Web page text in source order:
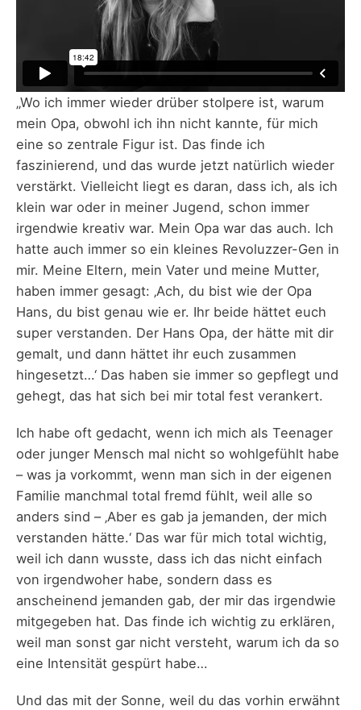
„Wo ich immer wieder drüber stolpere ist, warum
mein Opa, obwohl ich ihn nicht kannte, für mich
eine so zentrale Figur ist. Das finde ich
faszinierend, und das wurde jetzt natürlich wieder
verstärkt. Vielleicht liegt es daran, dass ich, als ich
klein war oder in meiner Jugend, schon immer
irgendwie kreativ war. Mein Opa war das auch. Ich
hatte auch immer so ein kleines Revoluzzer-Gen in
mir. Meine Eltern, mein Vater und meine Mutter,
haben immer gesagt: ‚Ach, du bist wie der Opa
Hans, du bist genau wie er. Ihr beide hättet euch
super verstanden. Der Hans Opa, der hätte mit dir
gemalt, und dann hättet ihr euch zusammen
hingesetzt…‘ Das haben sie immer so gepflegt und
gehegt, das hat sich bei mir total fest verankert.
Ich habe oft gedacht, wenn ich mich als Teenager
oder junger Mensch mal nicht so wohlgefühlt habe
– was ja vorkommt, wenn man sich in der eigenen
Familie manchmal total fremd fühlt, weil alle so
anders sind – ‚Aber es gab ja jemanden, der mich
verstanden hätte.‘ Das war für mich total wichtig,
weil ich dann wusste, dass ich das nicht einfach
von irgendwoher habe, sondern dass es
anscheinend jemanden gab, der mir das irgendwie
mitgegeben hat. Das finde ich wichtig zu erklären,
weil man sonst gar nicht versteht, warum ich da so
eine Intensität gespürt habe…
Und das mit der Sonne, weil du das vorhin erwähnt